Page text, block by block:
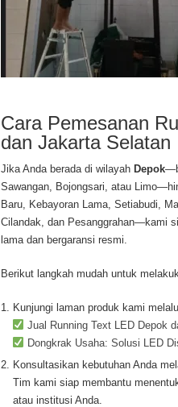
Cara Pemesanan
dan Jakarta Selatan
Jika Anda berada di wilayah Depok
Sawangan, Bojongsari, atau
Baru, Kebayoran Lama, Setiabudi,
Cilandak, dan Pesanggrahan—kami
lama dan bergaransi resmi.
Berikut langkah mudah untuk
Kunjungi laman produk kami
Jual Running Text LED Depok
Dongkrak Usaha: Solusi LED
Konsultasikan kebutuhan Anda
Tim kami siap membantu
atau institusi Anda.